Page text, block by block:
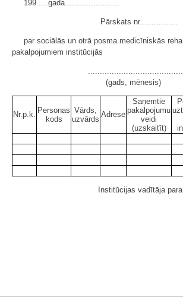
199.....gada.......................
Pārskats nr................
par sociālās un otrā posma medicīniskās
pakalpojumiem institūcijās
(gads, mēnesis)
Nr.p.k. Personas
kods
Vārds,
uzvārds
Adrese
Saņemtie
pakalpojumu
veidi
(uzskaitīt)
Institūcijas vadītāja